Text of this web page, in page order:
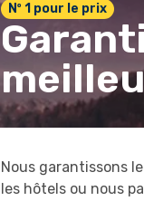
Nº 1 pour le prix
Nous garantissons
les hôtels ou nous